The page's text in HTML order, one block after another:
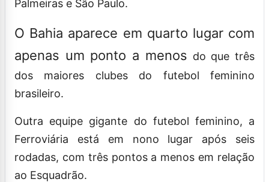
Palmeiras e São Paulo.
O Bahia aparece em quarto lugar com
apenas um ponto a menos do que três
dos maiores clubes do futebol feminino
brasileiro.
Outra equipe gigante do futebol feminino, a
Ferroviária está em nono lugar após seis
rodadas, com três pontos a menos em relação
ao Esquadrão.